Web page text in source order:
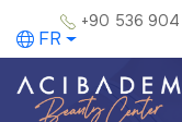
+90 536
FR